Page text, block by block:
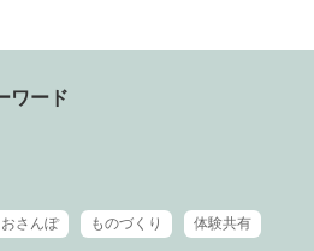
ワード
おさんぽ ものづくり 体験共有